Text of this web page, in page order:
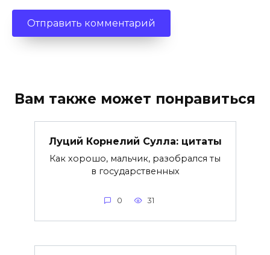
Вам также может понравиться
Луций Корнелий Сулла: цитаты
Как хорошо, мальчик, разобрался ты
в государственных
0 31